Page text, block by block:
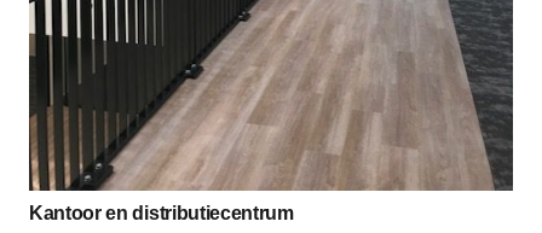
Kantoor en distributiecentrum